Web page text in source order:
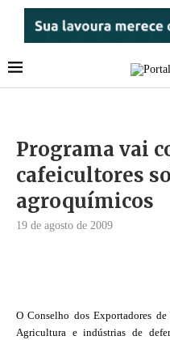
Programa vai
cafeicultores
agroquímicos
19 de agosto de 2009
O Conselho dos Exportadores
Agricultura e indústrias de